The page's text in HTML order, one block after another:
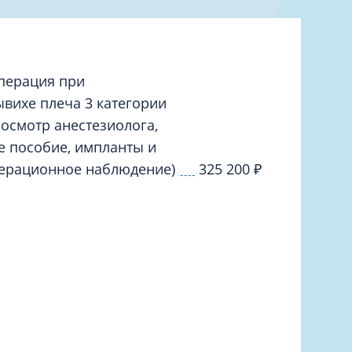
Ультразвуковая и функциональная
диагностика
Урология
при
плеча 3 категории
анестезиолога,
пособие, импланты и
наблюдение)
325 200 ₽